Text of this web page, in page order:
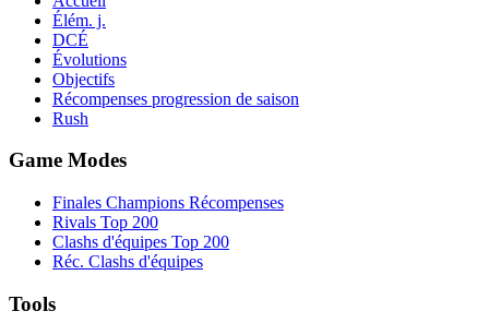
Élém. j.
DCÉ
Évolutions
Objectifs
Récompenses progression de saison
Rush
Game Modes
Finales Champions Récompenses
Rivals Top 200
Clashs d'équipes Top 200
Réc. Clashs d'équipes
Tools